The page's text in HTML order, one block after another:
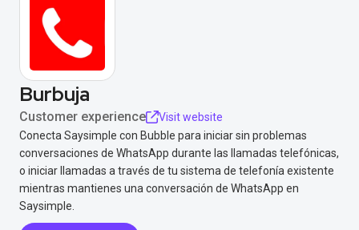
Burbuja
Customer experience
Visit website
Conecta Saysimple con Bubble para iniciar sin problemas
conversaciones de WhatsApp durante las llamadas telefónicas,
o iniciar llamadas a través de tu sistema de telefonía existente
mientras mantienes una conversación de WhatsApp en
Saysimple.